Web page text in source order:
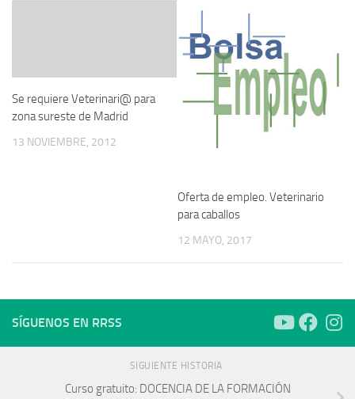
Se requiere Veterinari@ para
zona sureste de Madrid
13 NOVIEMBRE, 2012
Oferta de empleo. Veterinario
para caballos
12 MAYO, 2017
SÍGUENOS EN RRSS
SIGUIENTE HISTORIA
Curso gratuito: DOCENCIA DE LA FORMACIÓN